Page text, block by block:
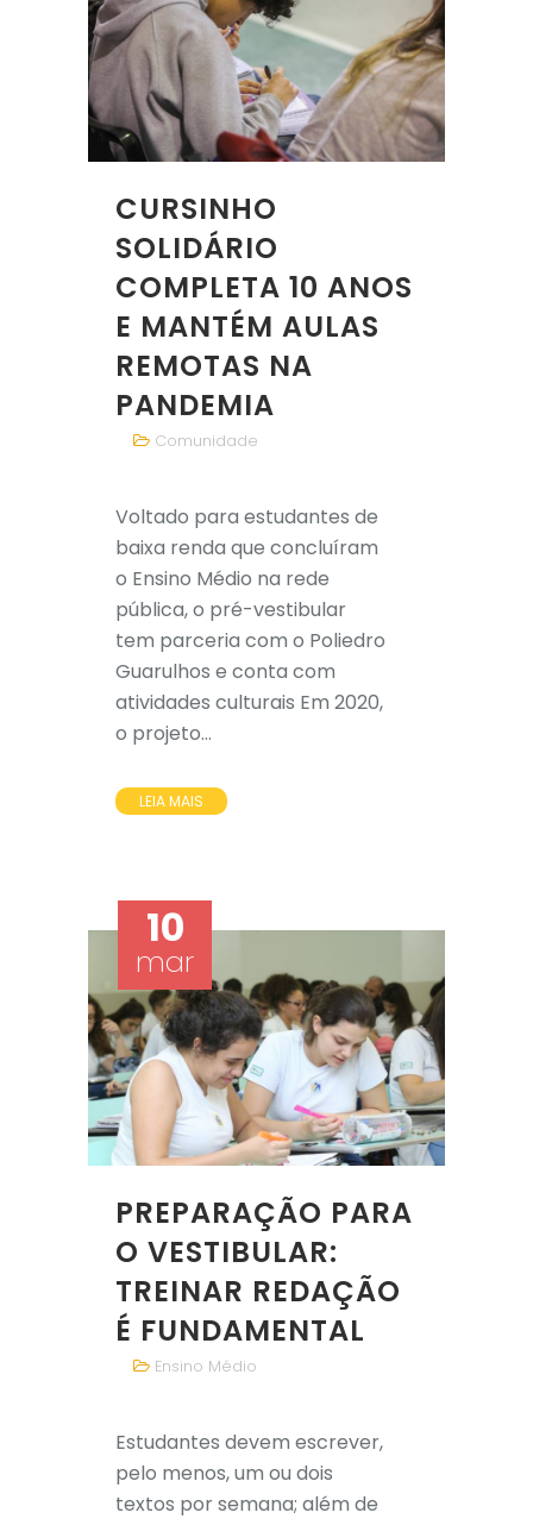
CURSINHO
SOLIDÁRIO
COMPLETA 10 ANOS
E MANTÉM AULAS
REMOTAS NA
PANDEMIA
Comunidade
Voltado para estudantes de
baixa renda que concluíram
o Ensino Médio na rede
pública, o pré-vestibular
tem parceria com o Poliedro
Guarulhos e conta com
atividades culturais Em 2020,
o projeto...
LEIA MAIS
10
mar
PREPARAÇÃO PARA
O VESTIBULAR:
TREINAR REDAÇÃO
É FUNDAMENTAL
Ensino Médio
Estudantes devem escrever,
pelo menos, um ou dois
textos por semana; além de